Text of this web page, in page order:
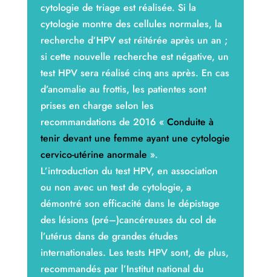
cytologie de triage est réalisée. Si la
cytologie montre des cellules normales, la
recherche d’HPV est réitérée après un an ;
si cette nouvelle recherche est négative, un
test HPV sera réalisé cinq ans après. En cas
d’anomalie au frottis, les patientes sont
prises en charge selon les
recommandations de 2016 « Conduite à
tenir devant une femme ayant une cytologie
cervico-utérine anormale ».
L’introduction du test HPV, en association
ou non avec un test de cytologie, a
démontré son efficacité dans le dépistage
des lésions (pré–)cancéreuses du col de
l’utérus dans de grandes études
internationales. Les tests HPV sont, de plus,
recommandés par l’Institut national du